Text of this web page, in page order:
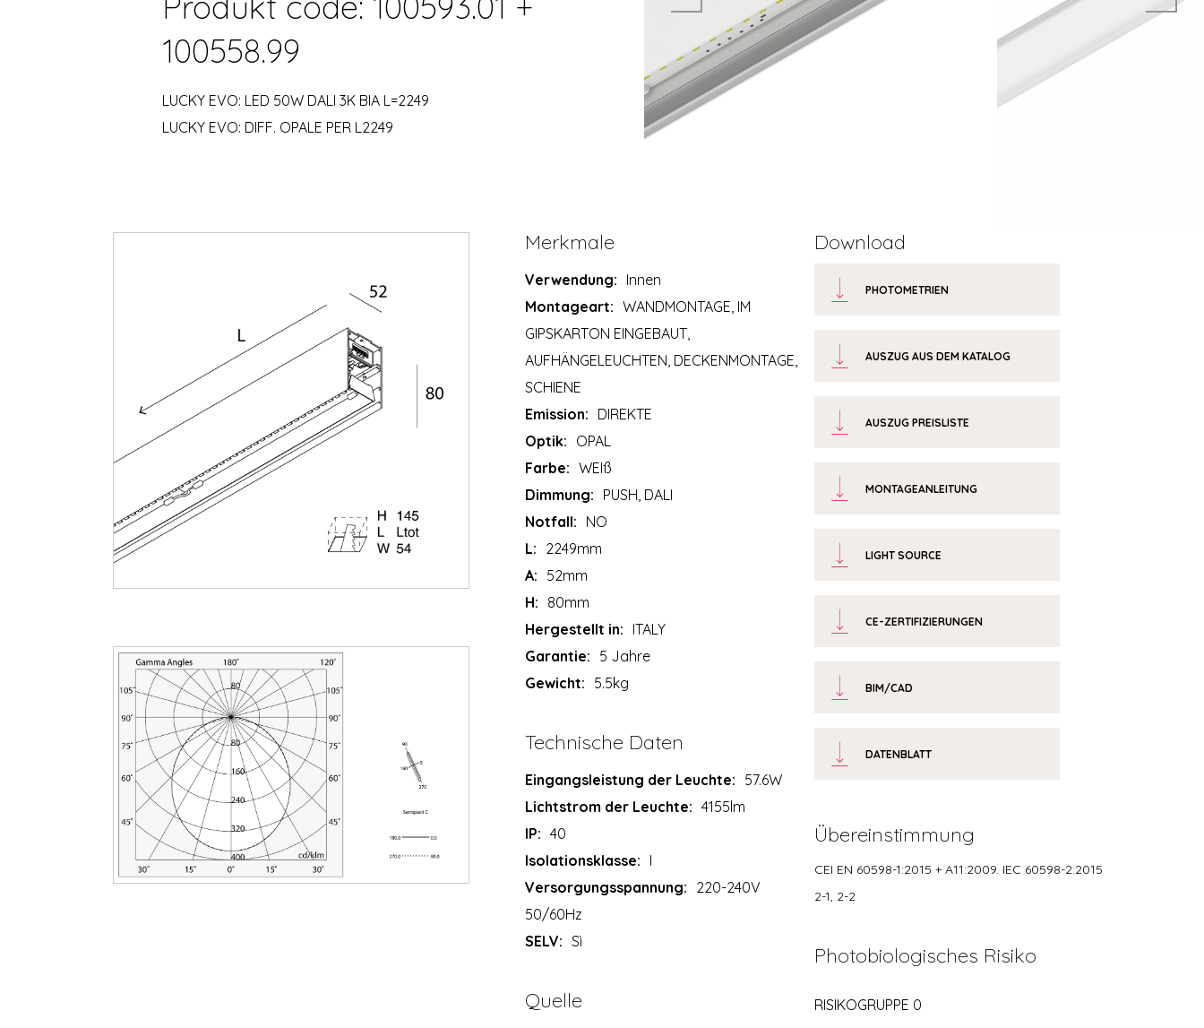
100558.99
LUCKY EVO: LED 50W DALI 3K BIA L=2249
LUCKY EVO: DIFF. OPALE PER L2249
Merkmale
Verwendung: Innen
Montageart: WANDMONTAGE, IM
GIPSKARTON EINGEBAUT,
AUFHÄNGELEUCHTEN, DECKENMONTAGE,
SCHIENE
Emission: DIREKTE
Optik: OPAL
Farbe: WEIß
Dimmung: PUSH, DALI
Notfall: NO
L: 2249mm
A: 52mm
H: 80mm
Hergestellt in: ITALY
Garantie: 5 Jahre
Gewicht: 5.5kg
Technische Daten
Eingangsleistung der Leuchte: 57.6W
Lichtstrom der Leuchte: 4155lm
IP: 40
Isolationsklasse: I
Versorgungsspannung: 220-240V
50/60Hz
SELV: Sì
Quelle
Download
PHOTOMETRIEN
AUSZUG AUS DEM KATALOG
AUSZUG PREISLISTE
MONTAGEANLEITUNG
LIGHT SOURCE
CE-ZERTIFIZIERUNGEN
BIM/CAD
DATENBLATT
Übereinstimmung
CEI EN 60598-1:2015 + A11:2009. IEC 60598-2:2015
2-1, 2-2
Photobiologisches Risiko
RISIKOGRUPPE 0